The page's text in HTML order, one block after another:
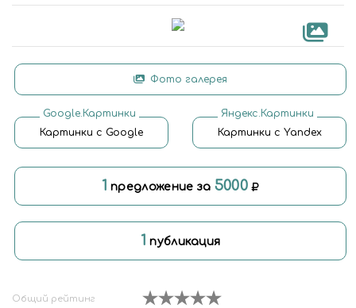
Фото галерея
Google.Картинки
Картинки с Google
Яндекс.Картинки
Картинки с Yandex
1 предложение за 5000
1 публикация
Общий рейтинг